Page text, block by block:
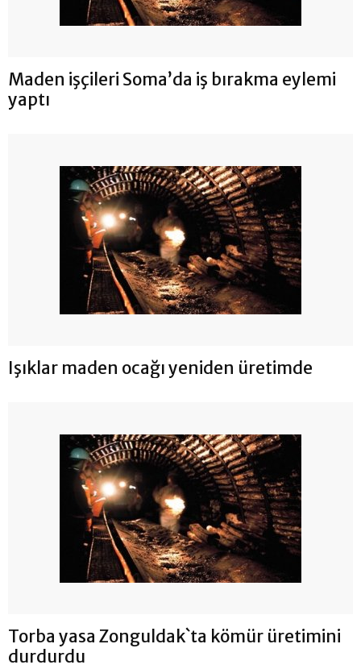
Maden işçileri Soma’da iş bırakma eylemi
yaptı
Işıklar maden ocağı yeniden üretimde
Torba yasa Zonguldak`ta kömür üretimini
durdurdu